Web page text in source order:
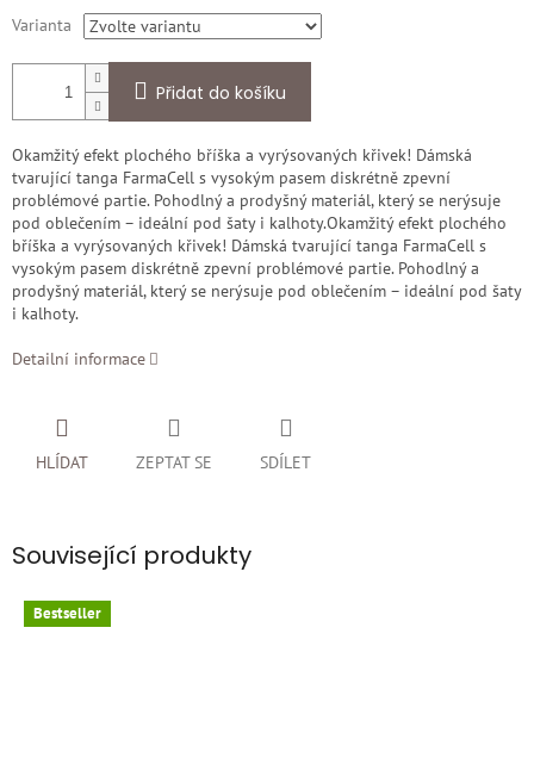
Varianta
Přidat do košíku
Okamžitý efekt plochého bříška a vyrýsovaných křivek! Dámská
tvarující tanga FarmaCell s vysokým pasem diskrétně zpevní
problémové partie. Pohodlný a prodyšný materiál, který se nerýsuje
pod oblečením – ideální pod šaty i kalhoty.Okamžitý efekt plochého
bříška a vyrýsovaných křivek! Dámská tvarující tanga FarmaCell s
vysokým pasem diskrétně zpevní problémové partie. Pohodlný a
prodyšný materiál, který se nerýsuje pod oblečením – ideální pod šaty
i kalhoty.
Detailní informace
ZEPTAT SE
HLÍDAT SDÍLET
Související produkty
Bestseller